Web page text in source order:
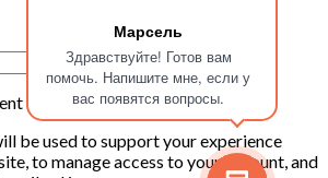
Марсель
Здравствуйте! Готов вам
помочь. Напишите мне, если у
вас появятся вопросы.
to your email address.
be used to support your experience
to manage access to your account, and